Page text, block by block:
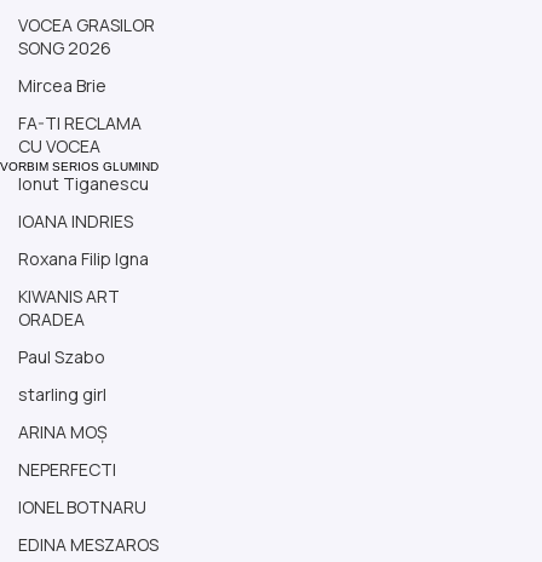
VORBIM SERIOS GLUMIND
VOCEA GRASILOR
SONG 2026
Mircea Brie
FA-TI RECLAMA
CU VOCEA
Ionut Tiganescu
IOANA INDRIES
Roxana Filip Igna
KIWANIS ART
ORADEA
Paul Szabo
starling girl
ARINA MOȘ
NEPERFECTI
IONEL BOTNARU
EDINA MESZAROS